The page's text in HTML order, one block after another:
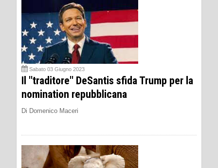
Sabato 03 Giugno 2023
Il ''traditore'' DeSantis sfida Trump per la
nomination repubblicana
Di Domenico Maceri